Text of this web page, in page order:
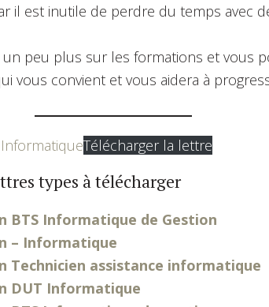
il est inutile de perdre du temps avec
un peu plus sur les formations et vous
vous convient et vous aidera à
Télécharger la lettre
types à télécharger
Informatique de Gestion
– Informatique
assistance informatique
DUT Informatique